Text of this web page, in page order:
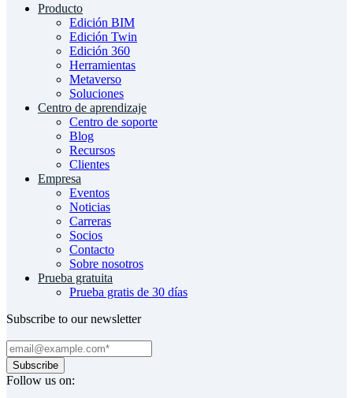
Producto
Edición BIM
Edición Twin
Edición 360
Herramientas
Metaverso
Soluciones
Centro de aprendizaje
Centro de soporte
Blog
Recursos
Clientes
Empresa
Eventos
Noticias
Carreras
Socios
Contacto
Sobre nosotros
Prueba gratuita
Prueba gratis de 30 días
Subscribe to our newsletter
Follow us on: